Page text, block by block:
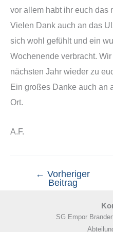
vor allem habt ihr euch das
Vielen Dank auch an das
sich wohl gefühlt und ein
Wochenende verbracht.
nächsten Jahr wieder zu
Ein großes Danke auch an
Ort.
A.F.
← Vorheriger
Beitrag
SG Empor